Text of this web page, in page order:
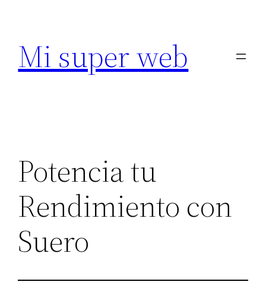
contenido
Mi super web
Potencia tu
Rendimiento con
Suero